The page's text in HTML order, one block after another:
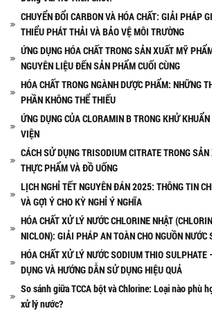
CHUYỂN ĐỔI CARBON VÀ HÓA CHẤT: GIẢI PHÁP
THIỂU PHÁT THẢI VÀ BẢO VỆ MÔI TRƯỜNG
ỨNG DỤNG HÓA CHẤT TRONG SẢN XUẤT MỸ
NGUYÊN LIỆU ĐẾN SẢN PHẨM CUỐI CÙNG
HÓA CHẤT TRONG NGÀNH DƯỢC PHẨM: NHỮNG
PHẦN KHÔNG THỂ THIẾU
ỨNG DỤNG CỦA CLORAMIN B TRONG KHỬ
VIỆN
CÁCH SỬ DỤNG TRISODIUM CITRATE TRONG SẢN
THỰC PHẨM VÀ ĐỒ UỐNG
LỊCH NGHỈ TẾT NGUYÊN ĐÁN 2025: THÔNG TIN
VÀ GỢI Ý CHO KỲ NGHỈ Ý NGHĨA
HÓA CHẤT XỬ LÝ NƯỚC CHLORINE NHẬT
NICLON): GIẢI PHÁP AN TOÀN CHO NGUỒN NƯỚC
HÓA CHẤT XỬ LÝ NƯỚC SODIUM THIO SULPHATE
DỤNG VÀ HƯỚNG DẪN SỬ DỤNG HIỆU QUẢ
So sánh giữa TCCA bột và Chlorine: Loại nào phù
xử lý nước?